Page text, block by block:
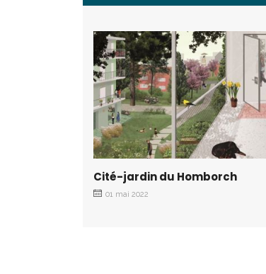
Cité-jardin du Homborch
01 mai 2022